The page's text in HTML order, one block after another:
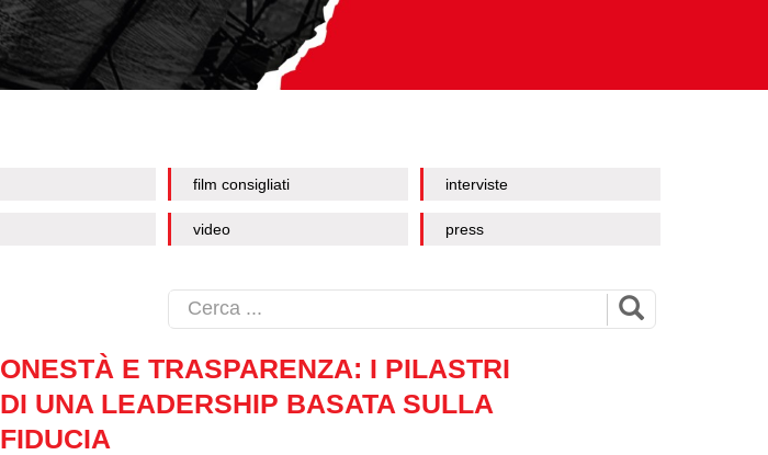
film consigliati interviste
video press
ONESTÀ E TRASPARENZA: I PILASTRI
DI UNA LEADERSHIP BASATA SULLA
FIDUCIA